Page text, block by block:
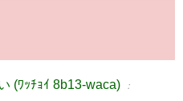
(ﾜｯﾁｮｲ 8b13-waca) ：